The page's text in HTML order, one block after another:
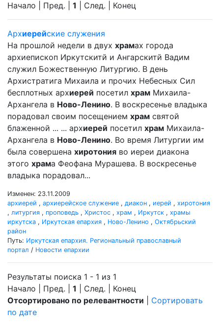
Начало | Пред. | 1 | След. | Конец
Архиерейские служения
На прошлой недели в двух храмах города
архиепископ Иркутскитй и Ангарскитй Вадим
служил Божественную Литургию. В день
Архистратига Михаила и прочих Небесных Сил
бесплотных архиерей посетил храм Михаила-
Архангела в Ново-Ленино. В воскресенье владыка
порадовал своим посещением храм святой
блаженной ... ... архиерей посетил храм Михаила-
Архангела в Ново-Ленино. Во время Литургии им
была совершена хиротония во иереи диакона
этого храма Феофана Мурашева. В воскресенье
владыка порадовал...
Изменен: 23.11.2009
архиерей , архиерейское служение , диакон , иерей , хиротония
, литургия , проповедь , Христос , храм , Иркутск , храмы
иркутска , Иркутская епархия , Ново-Ленино , Октябрьский
район
Путь: Иркутская епархия. Региональный православный
портал / Новости епархии
Результаты поиска 1 - 1 из 1
Начало | Пред. | 1 | След. | Конец
Отсортировано по релевантности
Сортировать
по дате